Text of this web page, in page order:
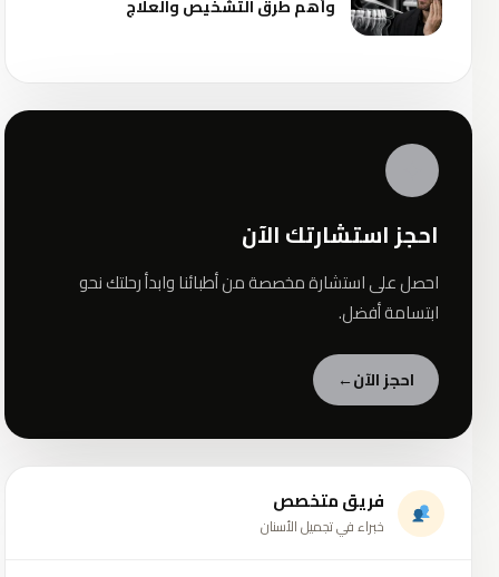
وأهم طرق التشخيص والعلاج
احجز استشارتك الآن
احصل على استشارة مخصصة من أطبائنا وابدأ رحلتك نحو
ابتسامة أفضل.
احجز الآن←
فريق متخصص
خبراء في تجميل الأسنان